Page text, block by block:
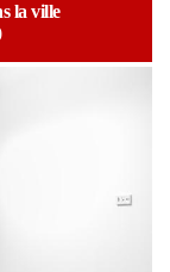
la ville